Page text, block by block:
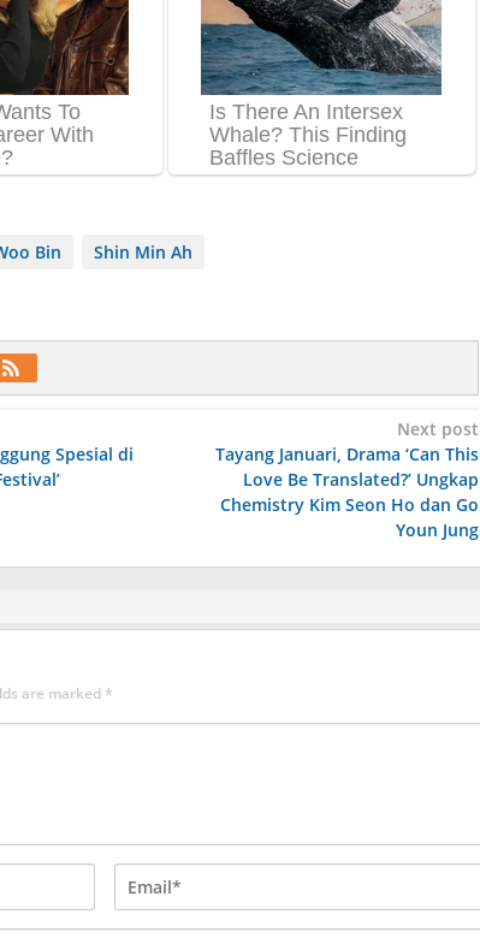
Bin Shin Min Ah
Spesial di
Next post
Tayang Januari, Drama ‘Can This
Love Be Translated?’ Ungkap
Chemistry Kim Seon Ho dan Go
Youn Jung
are marked*